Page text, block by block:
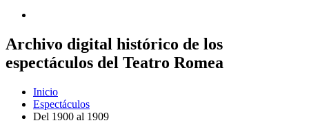
Archivo digital histórico de los
espectáculos del Teatro Romea
Inicio
Espectáculos
Del 1900 al 1909